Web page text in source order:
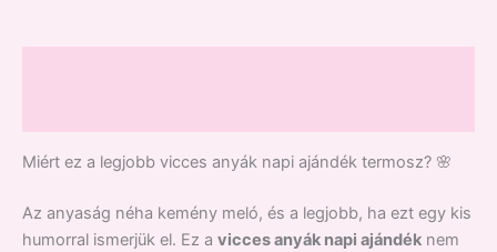
Miért ez a legjobb vicces anyák napi ajándék termosz? 🌸
Az anyaság néha kemény meló, és a legjobb, ha ezt egy kis
humorral ismerjük el. Ez a vicces anyák napi ajándék nem